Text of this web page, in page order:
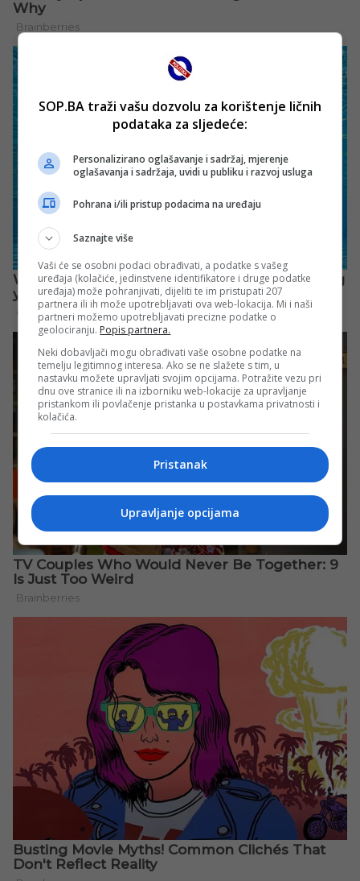
SOP.BA traži vašu dozvolu za korištenje ličnih
podataka za sljedeće:
Personalizirano oglašavanje i sadržaj, mjerenje
oglašavanja i sadržaja, uvidi u publiku i razvoj usluga
Pohrana i/ili pristup podacima na uređaju
Saznajte više
Vaši će se osobni podaci obrađivati, a podatke s vašeg
uređaja (kolačiće, jedinstvene identifikatore i druge podatke
uređaja) može pohranjivati, dijeliti te im pristupati 207
partnera ili ih može upotrebljavati ova web-lokacija. Mi i naši
partneri možemo upotrebljavati precizne podatke o
geolociranju. Popis partnera.
Neki dobavljači mogu obrađivati vaše osobne podatke na
temelju legitimnog interesa. Ako se ne slažete s tim, u
nastavku možete upravljati svojim opcijama. Potražite vezu pri
dnu ove stranice ili na izborniku web-lokacije za upravljanje
pristankom ili povlačenje pristanka u postavkama privatnosti i
kolačića.
Pristanak
Upravljanje opcijama